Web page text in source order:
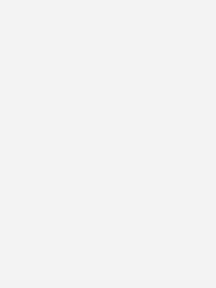
im Zuge der Beantragung
Foto - Fotokarte mit QR-
werden
Mai 2025 nur noch digital erstellte
weiterverarbeitbare
/ Stammbuch (bei
in Sonneberg oder wenn im
Reisepass (auch vorläufige